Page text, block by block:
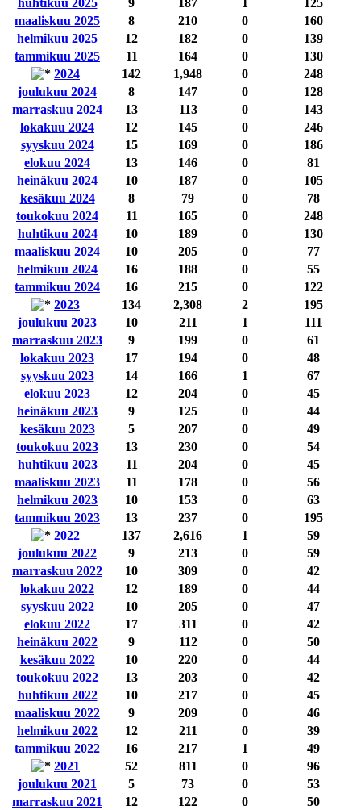
maaliskuu 2025
8 210 0
160
helmikuu 2025
12 182 0
139
tammikuu 2025
11 164 0
130
2024
142 1,948 0
248
joulukuu 2024
8 147 0
128
marraskuu 2024
13 113 0
143
lokakuu 2024
12 145 0
246
syyskuu 2024
15 169 0
186
elokuu 2024
13 146 0
81
heinäkuu 2024
10 187 0
105
kesäkuu 2024
8 79 0
78
toukokuu 2024
11 165 0
248
huhtikuu 2024
10 189 0
130
maaliskuu 2024
10 205 0
77
helmikuu 2024
16 188 0
55
tammikuu 2024
16 215 0
122
2023
134 2,308 2
195
joulukuu 2023
10 211 1
111
marraskuu 2023
9 199 0
61
lokakuu 2023
17 194 0
48
syyskuu 2023
14 166 1
67
elokuu 2023
12 204 0
45
heinäkuu 2023
9 125 0
44
kesäkuu 2023
5 207 0
49
toukokuu 2023
13 230 0
54
huhtikuu 2023
11 204 0
45
maaliskuu 2023
11 178 0
56
helmikuu 2023
10 153 0
63
tammikuu 2023
13 237 0
195
2022
137 2,616 1
59
joulukuu 2022
9 213 0
59
marraskuu 2022
10 309 0
42
lokakuu 2022
12 189 0
44
syyskuu 2022
10 205 0
47
elokuu 2022
17 311 0
42
heinäkuu 2022
9 112 0
50
kesäkuu 2022
10 220 0
44
toukokuu 2022
13 203 0
42
huhtikuu 2022
10 217 0
45
maaliskuu 2022
9 209 0
46
helmikuu 2022
12 211 0
39
tammikuu 2022
16 217 1
49
2021
52 811 0
96
joulukuu 2021
5 73 0
53
marraskuu 2021
12 122 0
50